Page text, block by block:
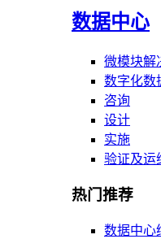
数据中心
微模块解
数字化数
咨询
设计
实施
验证及运
热门推荐
数据中心